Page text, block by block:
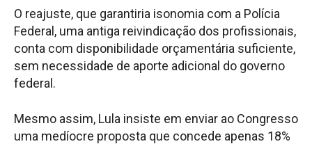
O reajuste, que garantiria isonomia com a Polícia
Federal, uma antiga reivindicação dos profissionais,
conta com disponibilidade orçamentária suficiente,
sem necessidade de aporte adicional do governo
federal.
Mesmo assim, Lula insiste em enviar ao Congresso
uma medíocre proposta que concede apenas 18%